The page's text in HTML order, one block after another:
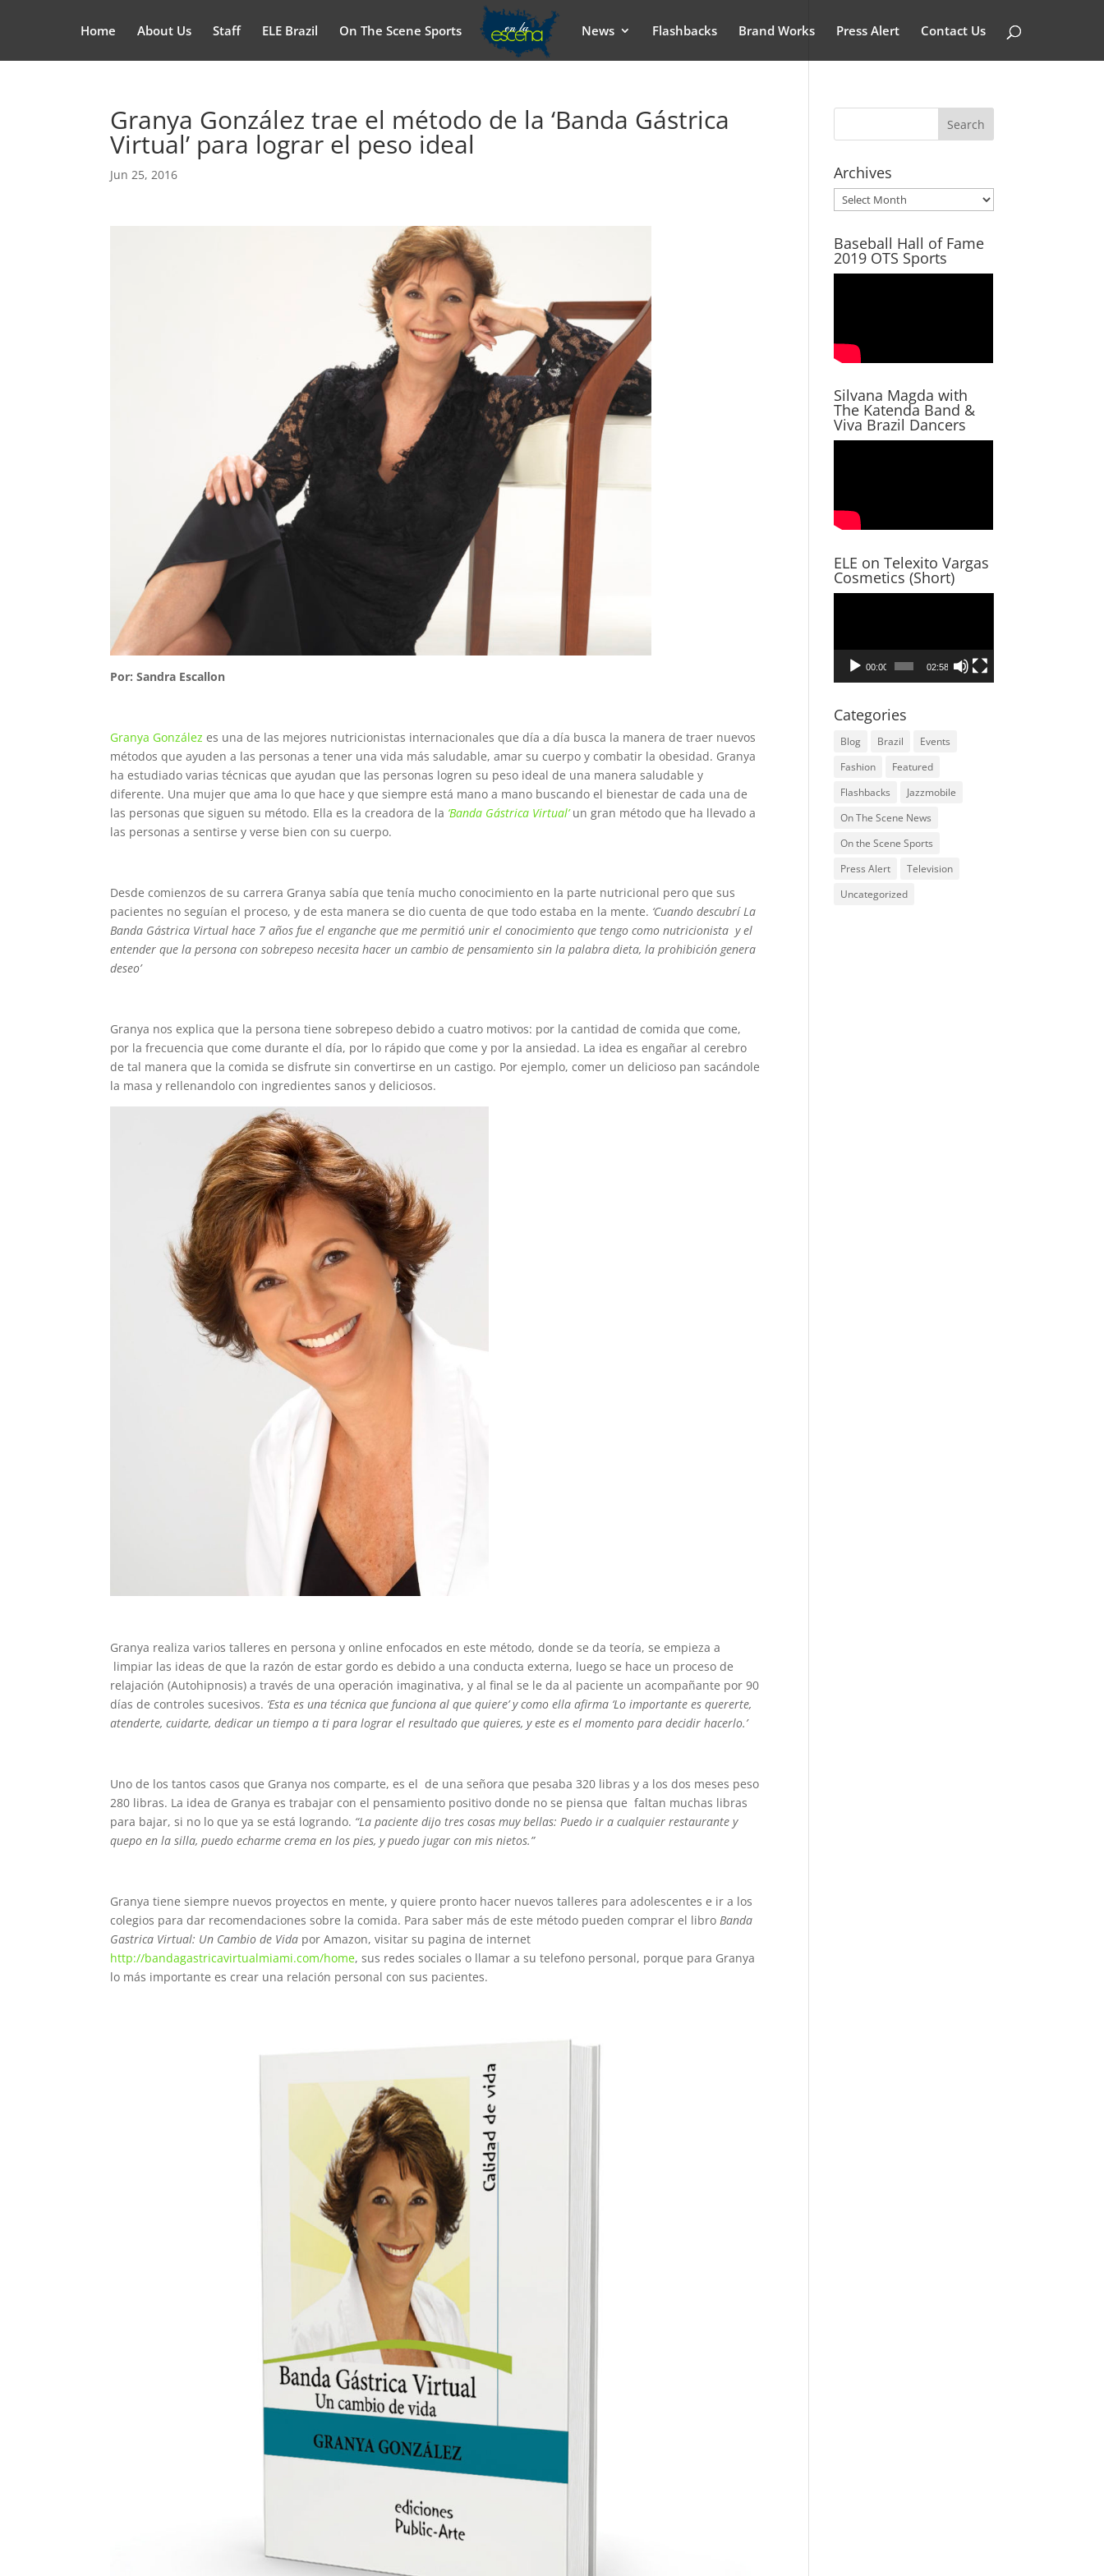
Home About Us Staff ELE Brazil On The Scene Sports News Flashbacks Brand Works Press Alert Contact Us
Granya González trae el método de la ‘Banda Gástrica
Virtual’ para lograr el peso ideal
Jun 25, 2016
Por: Sandra Escallon
Granya Gonzálezes una de las mejores nutricionistas internacionales que día a día busca la manera de traer nuevos
métodos que ayuden a las personas a tener una vida más saludable, amar su cuerpo y combatir la obesidad. Granya
ha estudiado varias técnicas que ayudan que las personas logren su peso ideal de una manera saludable y
diferente. Una mujer que ama lo que hace y que siempre está mano a mano buscando el bienestar de cada una de
las personas que siguen su método. Ella es la creadora de la ‘Banda Gástrica Virtual’un gran método que ha llevado a
las personas a sentirse y verse bien con su cuerpo.
Desde comienzos de su carrera Granya sabía que tenía mucho conocimiento en la parte nutricional pero que sus
pacientes no seguían el proceso, y de esta manera se dio cuenta de que todo estaba en la mente. ‘Cuando descubrí La
Banda Gástrica Virtual hace 7 años fue el enganche que me permitió unir el conocimiento que tengo como nutricionista y el
entender que la persona con sobrepeso necesita hacer un cambio de pensamiento sin la palabra dieta, la prohibición genera
deseo’
Granya nos explica que la persona tiene sobrepeso debido a cuatro motivos: por la cantidad de comida que come,
por la frecuencia que come durante el día, por lo rápido que come y por la ansiedad. La idea es engañar al cerebro
de tal manera que la comida se disfrute sin convertirse en un castigo. Por ejemplo, comer un delicioso pan sacándole
la masa y rellenandolo con ingredientes sanos y deliciosos.
Granya realiza varios talleres en persona y online enfocados en este método, donde se da teoría, se empieza a
limpiar las ideas de que la razón de estar gordo es debido a una conducta externa, luego se hace un proceso de
relajación (Autohipnosis) a través de una operación imaginativa, y al final se le da al paciente un acompañante por 90
días de controles sucesivos. ‘Esta es una técnica que funciona al que quiere’ y como ella afirma ‘Lo importante es quererte,
atenderte, cuidarte, dedicar un tiempo a ti para lograr el resultado que quieres, y este es el momento para decidir hacerlo.’
Uno de los tantos casos que Granya nos comparte, es el de una señora que pesaba 320 libras y a los dos meses peso
280 libras. La idea de Granya es trabajar con el pensamiento positivo donde no se piensa que faltan muchas libras
para bajar, si no lo que ya se está logrando. “La paciente dijo tres cosas muy bellas: Puedo ir a cualquier restaurante y
quepo en la silla, puedo echarme crema en los pies, y puedo jugar con mis nietos.”
Granya tiene siempre nuevos proyectos en mente, y quiere pronto hacer nuevos talleres para adolescentes e ir a los
colegios para dar recomendaciones sobre la comida. Para saber más de este método pueden comprar el libroBanda
Gastrica Virtual: Un Cambio de Vida por Amazon, visitar su pagina de internet
http://bandagastricavirtualmiami.com/home, sus redes sociales o llamar a su telefono personal, porque para Granya
lo más importante es crear una relación personal con sus pacientes.
Archives
Archives
Baseball Hall of Fame
2019 OTS Sports
Silvana Magda with
The Katenda Band &
Viva Brazil Dancers
ELE on Telexito Vargas
Cosmetics (Short)
00:00 02:58
Categories
Blog Brazil
Events
Fashion
Featured
Flashbacks
Jazzmobile
On The Scene News
On the Scene Sports
Press Alert
Television
Uncategorized